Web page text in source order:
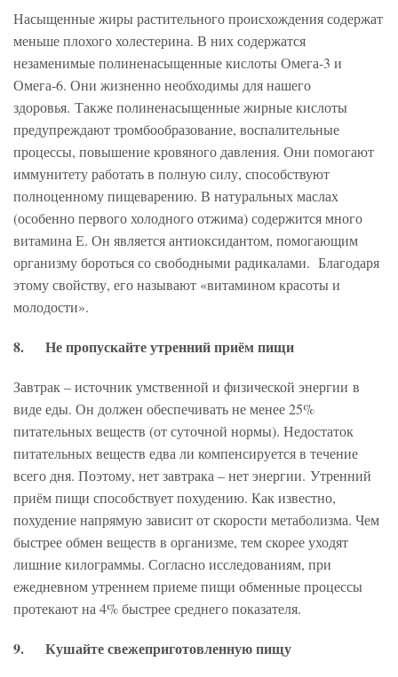
Насыщенные жиры растительного происхождения содержат
меньше плохого холестерина. В них содержатся
незаменимые полиненасыщенные кислоты Омега-3 и
Омега-6. Они жизненно необходимы для нашего
здоровья. Также полиненасыщенные жирные кислоты
предупреждают тромбообразование, воспалительные
процессы, повышение кровяного давления. Они помогают
иммунитету работать в полную силу, способствуют
полноценному пищеварению. В натуральных маслах
(особенно первого холодного отжима) содержится много
витамина Е. Он является антиоксидантом, помогающим
организму бороться со свободными радикалами. Благодаря
этому свойству, его называют «витамином красоты и
молодости».
8. Не пропускайте утренний приём пищи
Завтрак – источник умственной и физической энергии в
виде еды. Он должен обеспечивать не менее 25%
питательных веществ (от суточной нормы). Недостаток
питательных веществ едва ли компенсируется в течение
всего дня. Поэтому, нет завтрака – нет энергии. Утренний
приём пищи способствует похудению. Как известно,
похудение напрямую зависит от скорости метаболизма. Чем
быстрее обмен веществ в организме, тем скорее уходят
лишние килограммы. Согласно исследованиям, при
ежедневном утреннем приеме пищи обменные процессы
протекают на 4% быстрее среднего показателя.
9. Кушайте свежеприготовленную пищу